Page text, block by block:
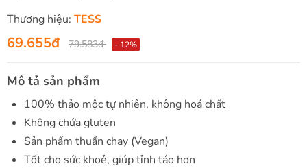
Thương hiệu: TESS
69.655đ 79.583đ - 12%
Mô tả sản phẩm
100% thảo mộc tự nhiên, không hoá chất
Không chứa gluten
Sản phẩm thuần chay (Vegan)
Tốt cho sức khoẻ, giúp tỉnh táo hơn